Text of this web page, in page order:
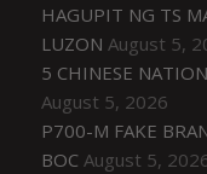
HAGUPIT NG TS
LUZON August 5,
5 CHINESE
August 5, 2026
P700-M FAKE
BOC August 5,